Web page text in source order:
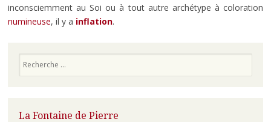
inconsciemment au Soi ou à tout autre archétype à coloration
numineuse, il y a inflation.
La Fontaine de Pierre